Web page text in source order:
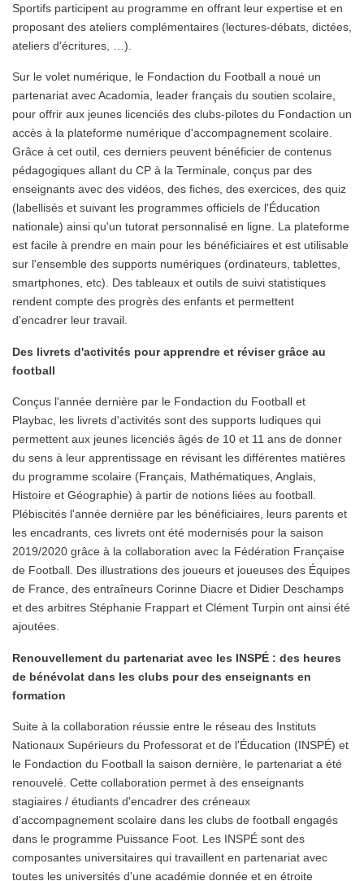
Sportifs participent au programme en offrant leur expertise et en
proposant des ateliers complémentaires (lectures-débats, dictées,
ateliers d’écritures, …).
Sur le volet numérique, le Fondaction du Football a noué un
partenariat avec Acadomia, leader français du soutien scolaire,
pour offrir aux jeunes licenciés des clubs-pilotes du Fondaction un
accès à la plateforme numérique d'accompagnement scolaire.
Grâce à cet outil, ces derniers peuvent bénéficier de contenus
pédagogiques allant du CP à la Terminale, conçus par des
enseignants avec des vidéos, des fiches, des exercices, des quiz
(labellisés et suivant les programmes officiels de l'Éducation
nationale) ainsi qu'un tutorat personnalisé en ligne. La plateforme
est facile à prendre en main pour les bénéficiaires et est utilisable
sur l'ensemble des supports numériques (ordinateurs, tablettes,
smartphones, etc). Des tableaux et outils de suivi statistiques
rendent compte des progrès des enfants et permettent
d'encadrer leur travail.
Des livrets d'activités pour apprendre et réviser grâce au
football
Conçus l'année dernière par le Fondaction du Football et
Playbac, les livrets d'activités sont des supports ludiques qui
permettent aux jeunes licenciés âgés de 10 et 11 ans de donner
du sens à leur apprentissage en révisant les différentes matières
du programme scolaire (Français, Mathématiques, Anglais,
Histoire et Géographie) à partir de notions liées au football.
Plébiscités l'année dernière par les bénéficiaires, leurs parents et
les encadrants, ces livrets ont été modernisés pour la saison
2019/2020 grâce à la collaboration avec la Fédération Française
de Football. Des illustrations des joueurs et joueuses des Équipes
de France, des entraîneurs Corinne Diacre et Didier Deschamps
et des arbitres Stéphanie Frappart et Clément Turpin ont ainsi été
ajoutées.
Renouvellement du partenariat avec les INSPÉ : des heures
de bénévolat dans les clubs pour des enseignants en
formation
Suite à la collaboration réussie entre le réseau des Instituts
Nationaux Supérieurs du Professorat et de l'Éducation (INSPÉ) et
le Fondaction du Football la saison dernière, le partenariat a été
renouvelé. Cette collaboration permet à des enseignants
stagiaires / étudiants d'encadrer des créneaux
d'accompagnement scolaire dans les clubs de football engagés
dans le programme Puissance Foot. Les INSPÉ sont des
composantes universitaires qui travaillent en partenariat avec
toutes les universités d'une académie donnée et en étroite